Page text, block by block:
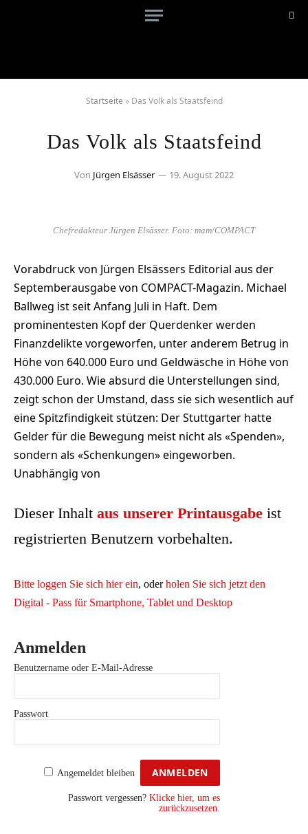
Startseite » Das Volk als Staatsfeind
Das Volk als Staatsfeind
Von Jürgen Elsässer 19. August 2022
Chefredakteur Jürgen Elsässer. Foto: mam/COMPACT
Vorabdruck von Jürgen Elsässers Editorial aus der
Septemberausgabe von COMPACT-Magazin. Michael
Ballweg ist seit Anfang Juli in Haft. Dem
prominentesten Kopf der Querdenker werden
Finanzdelikte vorgeworfen, unter anderem Betrug in
Höhe von 640.000 Euro und Geldwäsche in Höhe von
430.000 Euro. Wie absurd die Unterstellungen sind,
zeigt schon der Umstand, dass sie sich wesentlich auf
eine Spitzfindigkeit stützen: Der Stuttgarter hatte
Gelder für die Bewegung meist nicht als «Spenden»,
sondern als «Schenkungen» eingeworben.
Unabhängig von
Dieser Inhalt aus unserer Printausgabe ist
registrierten Benutzern vorbehalten.
Bitte loggen Sie sich hier ein, oderholen Sie sich jetzt den
Digital - Pass für Smartphone, Tablet und Desktop
Anmelden
Benutzername oder E-Mail-Adresse
Passwort
Angemeldet bleiben
Passwort vergessen? Klicke hier, um es
zurückzusetzen.